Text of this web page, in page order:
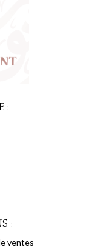
:
:
ventes